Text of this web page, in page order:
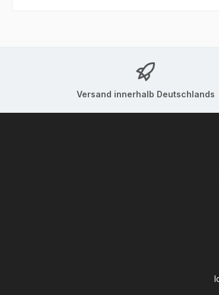
Versand innerhalb Deutschlands